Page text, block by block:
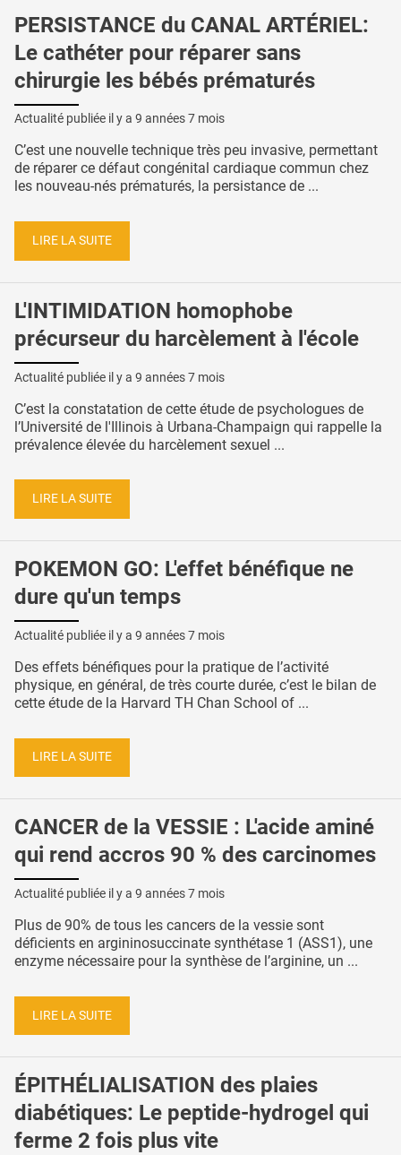
PERSISTANCE du CANAL ARTÉRIEL:
Le cathéter pour réparer sans
chirurgie les bébés prématurés
Actualité publiée il y a 9 années 7 mois
C’est une nouvelle technique très peu invasive, permettant
de réparer ce défaut congénital cardiaque commun chez
les nouveau-nés prématurés, la persistance de ...
LIRE LA SUITE
L'INTIMIDATION homophobe
précurseur du harcèlement à l'école
Actualité publiée il y a 9 années 7 mois
C’est la constatation de cette étude de psychologues de
l’Université de l'Illinois à Urbana-Champaign qui rappelle la
prévalence élevée du harcèlement sexuel ...
LIRE LA SUITE
POKEMON GO: L'effet bénéfique ne
dure qu'un temps
Actualité publiée il y a 9 années 7 mois
Des effets bénéfiques pour la pratique de l’activité
physique, en général, de très courte durée, c’est le bilan de
cette étude de la Harvard TH Chan School of ...
LIRE LA SUITE
CANCER de la VESSIE : L'acide aminé
qui rend accros 90 % des carcinomes
Actualité publiée il y a 9 années 7 mois
Plus de 90% de tous les cancers de la vessie sont
déficients en argininosuccinate synthétase 1 (ASS1), une
enzyme nécessaire pour la synthèse de l’arginine, un ...
LIRE LA SUITE
ÉPITHÉLIALISATION des plaies
diabétiques: Le peptide-hydrogel qui
ferme 2 fois plus vite